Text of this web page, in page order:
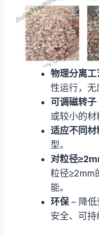
物理分离工
性运行，无
可调磁转子
或较小的材
适应不同材
型。
对粒径
粒径≥2mm
能。
环保– 降低
安全、可持